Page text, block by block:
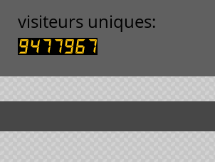
visiteurs uniques: